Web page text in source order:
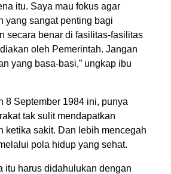
itu. Saya mau fokus agar
yang sangat penting bagi
secara benar di fasilitas-fasilitas
oleh Pemerintah. Jangan
yang basa-basi,” ungkap ibu
8 September 1984 ini, punya
tak sulit mendapatkan
ketika sakit. Dan lebih mencegah
pola hidup yang sehat.
itu harus didahulukan dengan